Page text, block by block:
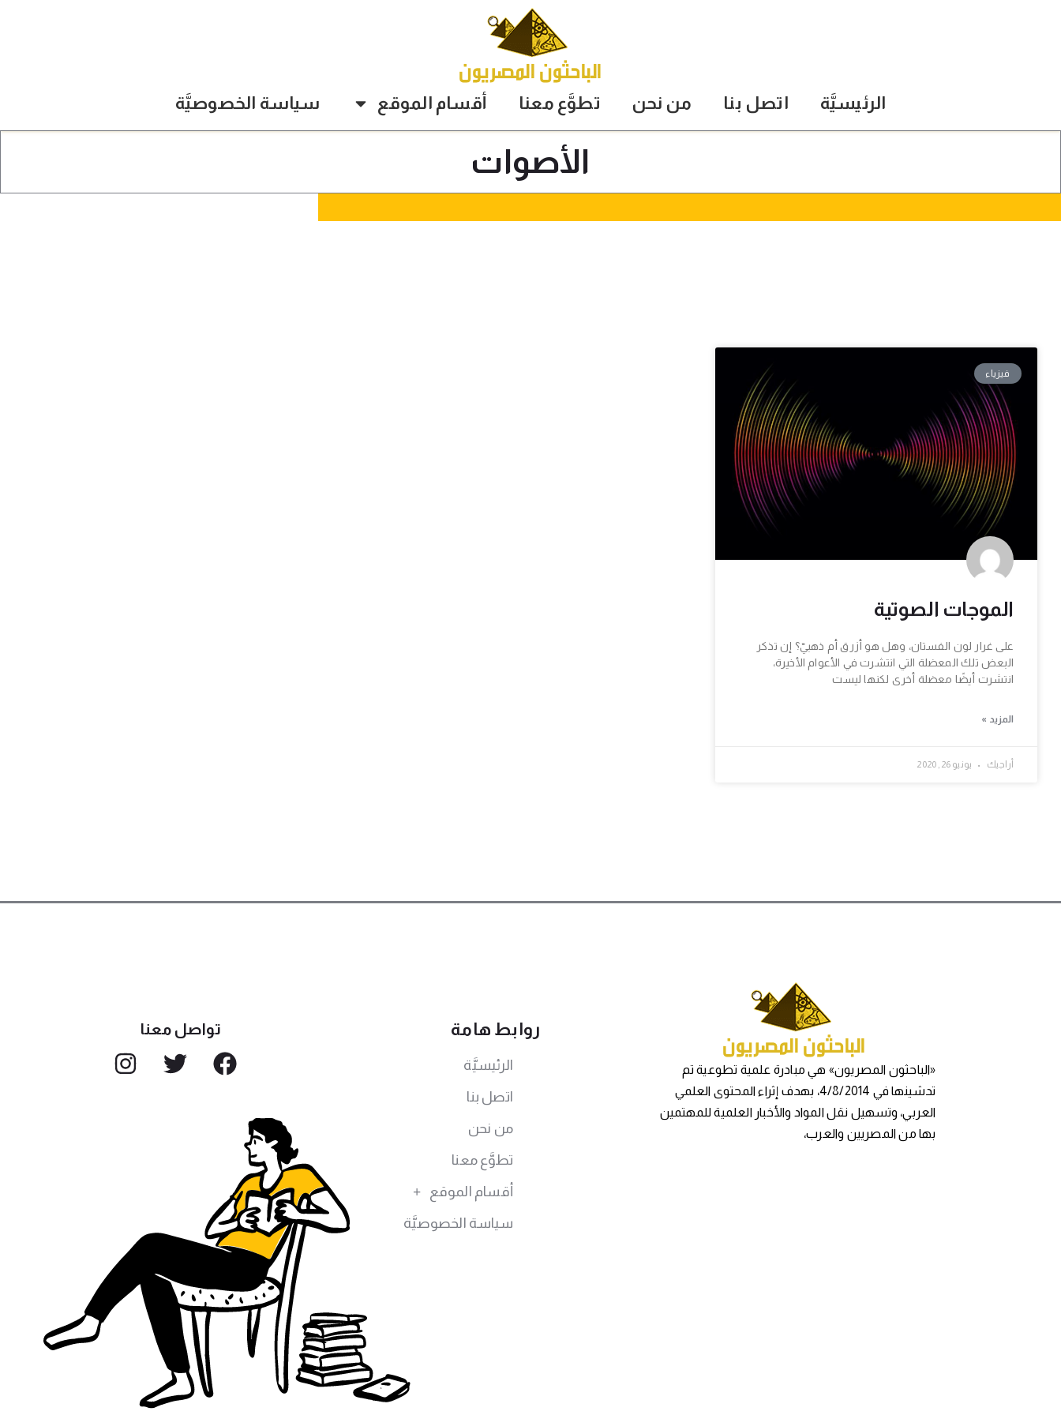
الرئيسيَّة اتصل بنا من نحن تطوَّع معنا أقسام الموقع سياسة الخصوصيَّة
الأصوات
فيزياء
الموجات الصوتية
على غرار لون الفستان، وهل هو أزرق أم ذهبيّ؟ إن تذكر
البعض تلك المعضلة التي انتشرت في الأعوام الأخيرة،
انتشرت أيضًا معضلة أخرى لكنها ليست
المزيد »
أراجيك يونيو 26, 2020
«الباحثون المصريون» هي مبادرة علمية تطوعية تم
تدشينها في 4/8/2014، بهدف إثراء المحتوى العلمي
العربي، وتسهيل نقل المواد والأخبار العلمية للمهتمين
بها من المصريين والعرب،
روابط هامة
الرئيسيَّة
اتصل بنا
من نحن
تطوَّع معنا
أقسام الموقع
سياسة الخصوصيَّة
تواصل معنا